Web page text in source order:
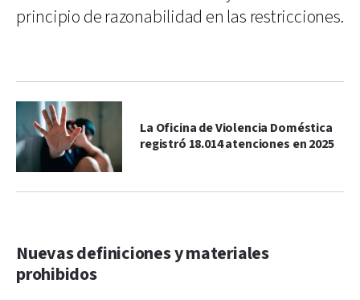
principio de razonabilidad en las restricciones.
La Oficina de Violencia Doméstica
registró 18.014 atenciones en 2025
Nuevas definiciones y materiales
prohibidos